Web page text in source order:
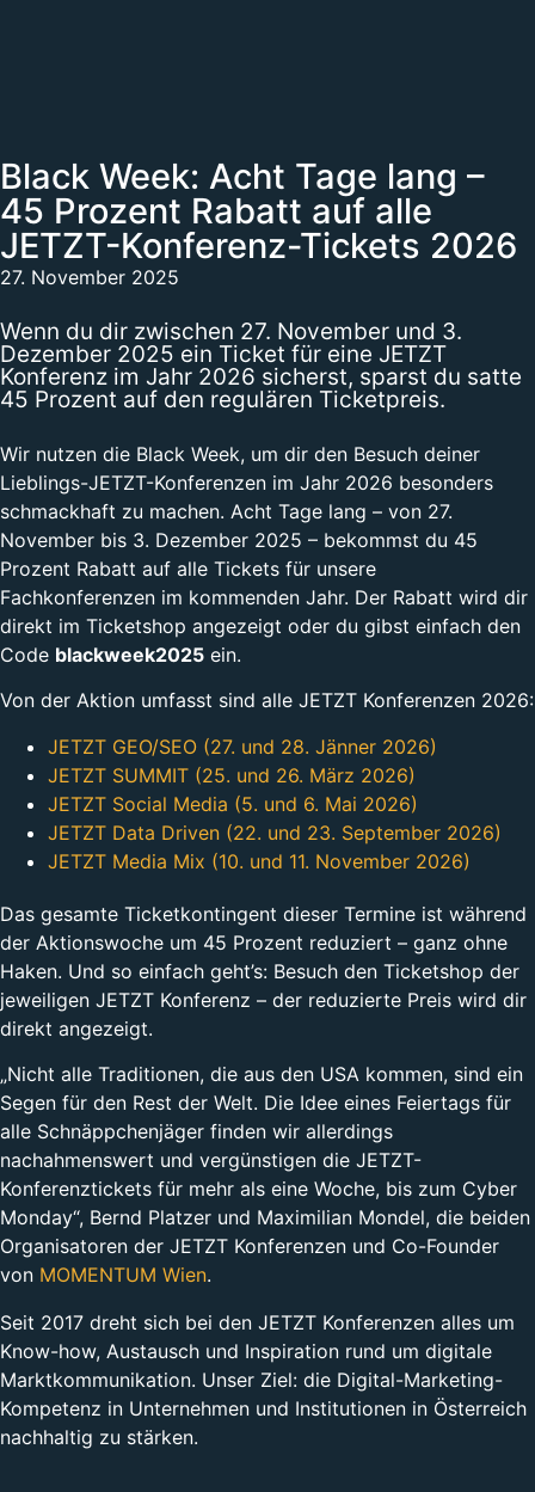
Black Week: Acht Tage lang –
45 Prozent Rabatt auf alle
JETZT-Konferenz-Tickets 2026
27. November 2025
Wenn du dir zwischen 27. November und 3.
Dezember 2025 ein Ticket für eine JETZT
Konferenz im Jahr 2026 sicherst, sparst du satte
45 Prozent auf den regulären Ticketpreis.
Wir nutzen die Black Week, um dir den Besuch deiner
Lieblings-JETZT-Konferenzen im Jahr 2026 besonders
schmackhaft zu machen. Acht Tage lang – von 27.
November bis 3. Dezember 2025 – bekommst du 45
Prozent Rabatt auf alle Tickets für unsere
Fachkonferenzen im kommenden Jahr. Der Rabatt wird dir
direkt im Ticketshop angezeigt oder du gibst einfach den
Code blackweek2025 ein.
Von der Aktion umfasst sind alle JETZT Konferenzen 2026:
JETZT GEO/SEO (27. und 28. Jänner 2026)
JETZT SUMMIT (25. und 26. März 2026)
JETZT Social Media (5. und 6. Mai 2026)
JETZT Data Driven (22. und 23. September 2026)
JETZT Media Mix (10. und 11. November 2026)
Das gesamte Ticketkontingent dieser Termine ist während
der Aktionswoche um 45 Prozent reduziert – ganz ohne
Haken. Und so einfach geht’s: Besuch den Ticketshop der
jeweiligen JETZT Konferenz – der reduzierte Preis wird dir
direkt angezeigt.
„Nicht alle Traditionen, die aus den USA kommen, sind ein
Segen für den Rest der Welt. Die Idee eines Feiertags für
alle Schnäppchenjäger finden wir allerdings
nachahmenswert und vergünstigen die JETZT-
Konferenztickets für mehr als eine Woche, bis zum Cyber
Monday“, Bernd Platzer und Maximilian Mondel, die beiden
Organisatoren der JETZT Konferenzen und Co-Founder
von MOMENTUM Wien.
Seit 2017 dreht sich bei den JETZT Konferenzen alles um
Know-how, Austausch und Inspiration rund um digitale
Marktkommunikation. Unser Ziel: die Digital-Marketing-
Kompetenz in Unternehmen und Institutionen in Österreich
nachhaltig zu stärken.